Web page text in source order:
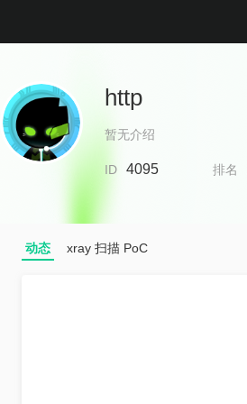
http
暂无介绍
ID 4095 排名
动态 xray 扫描 PoC